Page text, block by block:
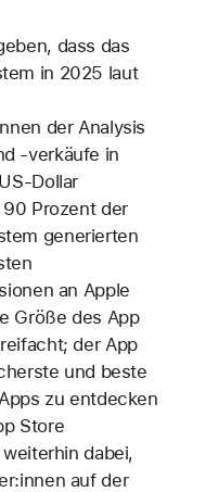
dass das
in 2025 laut
der Analysis
-verkäufe in
Dollar
Prozent der
generierten
an Apple
Größe des App
der App
und beste
zu entdecken
Store
dabei,
auf der